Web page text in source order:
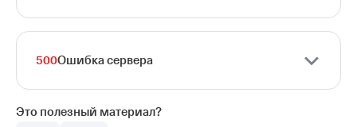
500Ошибка сервера
Это полезный материал?